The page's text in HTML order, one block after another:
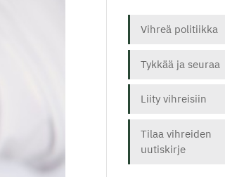
Vihreä politiikka
Tykkää ja seuraa
Liity vihreisiin
Tilaa vihreiden
uutiskirje